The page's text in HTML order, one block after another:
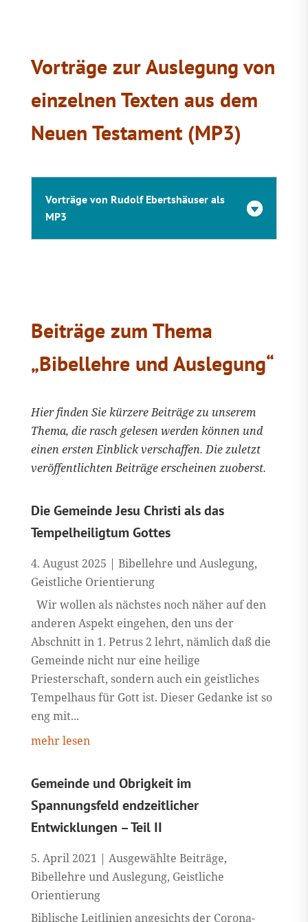
Vorträge zur Auslegung von
einzelnen Texten aus dem
Neuen Testament (MP3)
Vorträge von Rudolf Ebertshäuser als
MP3
Beiträge zum Thema
„Bibellehre und Auslegung“
Hier finden Sie kürzere Beiträge zu unserem
Thema, die rasch gelesen werden können und
einen ersten Einblick verschaffen. Die zuletzt
veröffentlichten Beiträge erscheinen zuoberst.
Die Gemeinde Jesu Christi als das
Tempelheiligtum Gottes
4. August 2025 | Bibellehre und Auslegung,
Geistliche Orientierung
Wir wollen als nächstes noch näher auf den
anderen Aspekt eingehen, den uns der
Abschnitt in 1. Petrus 2 lehrt, nämlich daß die
Gemeinde nicht nur eine heilige
Priesterschaft, sondern auch ein geistliches
Tempelhaus für Gott ist. Dieser Gedanke ist so
eng mit...
mehr lesen
Gemeinde und Obrigkeit im
Spannungsfeld endzeitlicher
Entwicklungen – Teil II
5. April 2021 | Ausgewählte Beiträge,
Bibellehre und Auslegung, Geistliche
Orientierung
Biblische Leitlinien angesichts der Corona-